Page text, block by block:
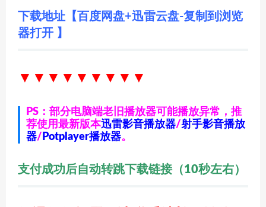
下载地址【百度网盘+迅雷云盘-复制到浏览
器打开 】
▼▼▼▼▼▼ ▼▼▼
PS：部分电脑端老旧播放器可能播放异常，推
荐使用最新版本迅雷影音播放器/射手影音播放
器/ Potplayer播放器。
支付成功后自动转跳下载链接（10秒左右）